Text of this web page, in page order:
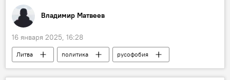
Владимир Матвеев
16 января 2025, 16:28
Литва политика
русофобия
Гитанас Науседа
История